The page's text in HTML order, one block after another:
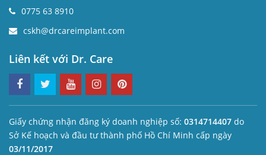
0775 63 8910
cskh@drcareimplant.com
Liên kết với Dr. Care
Giấy chứng nhận đăng ký doanh nghiệp số: 0314714407 do
Sở Kế hoạch và đầu tư thành phố Hồ Chí Minh cấp ngày
03/11/2017